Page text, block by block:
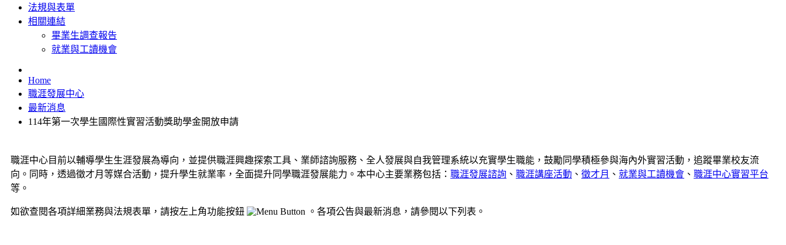
法規與表單
相關連結
畢業生調查報告
就業與工讀機會
Home
職涯發展中心
最新消息
114年第一次學生國際性實習活動獎助學金開放申請
職涯中心目前以輔導學生生涯發展為導向，並提供職涯興趣探索工具、業師諮詢服務、全人發展與自我管理系統以充實學生職能，鼓勵同學積極參與海內外實習活動，追蹤畢業校友流
向。同時，透過徵才月等媒合活動，提升學生就業率，全面提升同學職涯發展能力。本中心主要業務包括： 職涯發展諮詢 、 職涯講座活動 、 徵才月 、 就業與工讀機會 、 職涯中心實習平台
等。
如欲查閱各項詳細業務與法規表單，請按左上角功能按鈕 。各項公告與最新消息，請參閱以下列表。